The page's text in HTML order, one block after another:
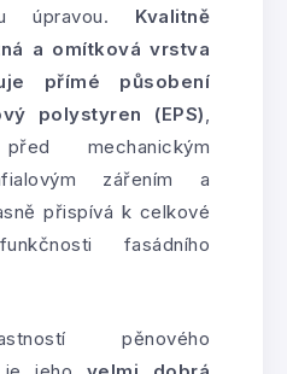
úpravou. Kvalitně
a omítková vrstva
přímé působení
polystyren (EPS),
mechanickým
zářením a
přispívá k celkové
fasádního
pěnového